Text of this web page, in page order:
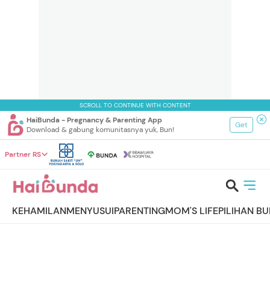
SCROLL TO CONTINUE WITH CONTENT
HaiBunda - Pregnancy & Parenting App
Download & gabung komunitasnya yuk, Bun!
Get
Partner RS
KEHAMILANMENYUSUIPARENTINGMOM'S LIFEPILIHAN